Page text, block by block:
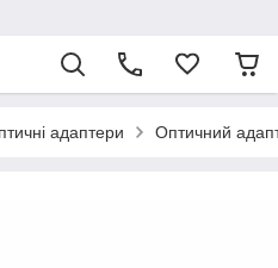
адаптери Оптичний